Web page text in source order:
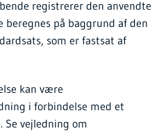
registrerer den anvendte
på baggrund af den
som er fastsat af
kan være
i forbindelse med et
Se vejledning om